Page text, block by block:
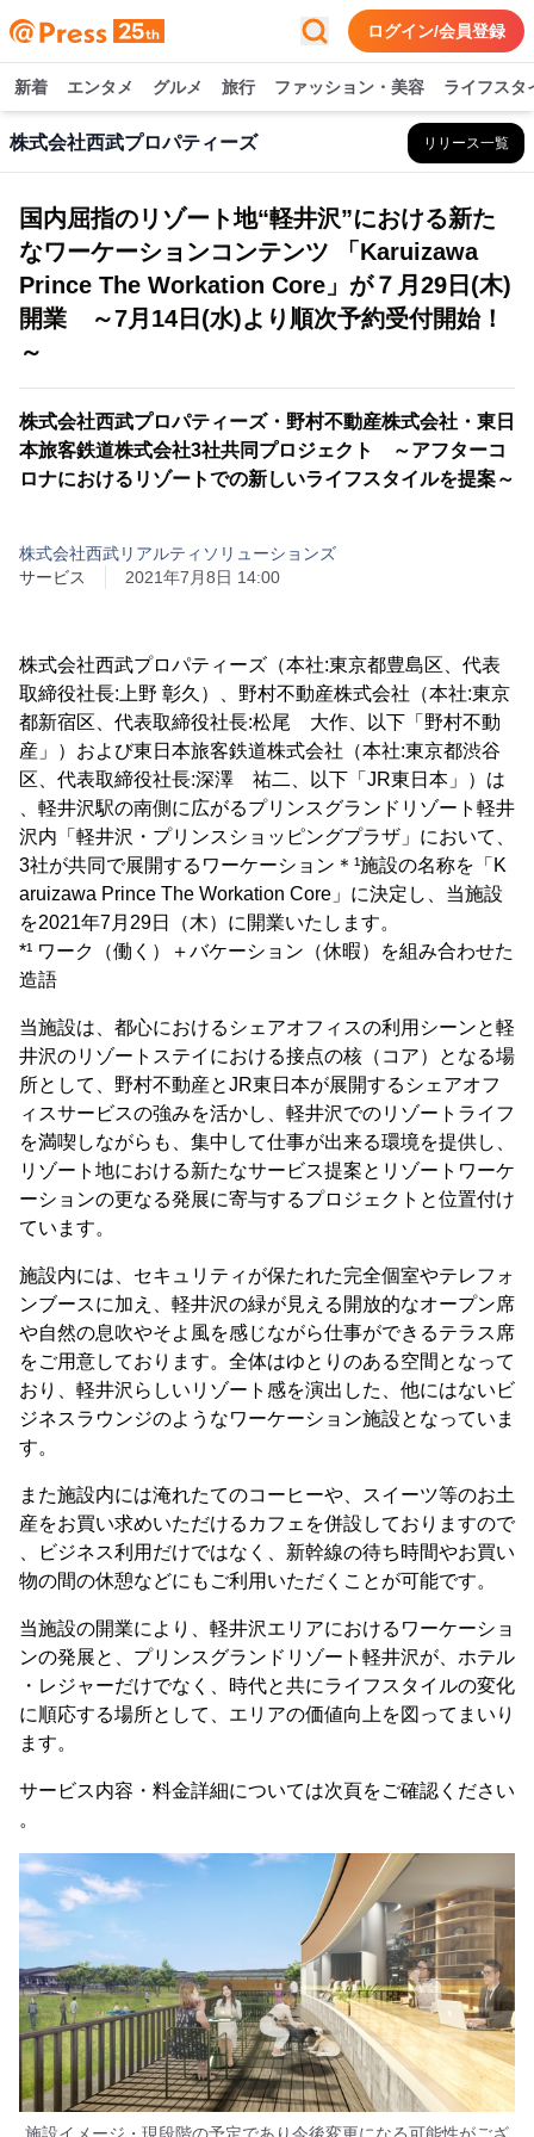
ログイン/会員登録
新着 エンタメ グルメ 旅行 ファッション・美容 ライフスタ
株式会社西武プロパティーズ リリース一覧
国内屈指のリゾート地“軽井沢”における新た
なワーケーションコンテンツ 「Karuizawa
Prince The Workation Core」が７月29日(木)
開業 ～7月14日(水)より順次予約受付開始！
～
株式会社西武プロパティーズ・野村不動産株式会社・東日
本旅客鉄道株式会社3社共同プロジェクト ～アフターコ
ロナにおけるリゾートでの新しいライフスタイルを提案～
株式会社西武リアルティソリューションズ
サービス
2021年7月8日 14:00
株式会社西武プロパティーズ（本社:東京都豊島区、代表
取締役社長:上野 彰久）、野村不動産株式会社（本社:東京
都新宿区、代表取締役社長:松尾 大作、以下「野村不動
産」）および東日本旅客鉄道株式会社（本社:東京都渋谷
区、代表取締役社長:深澤 祐二、以下「JR東日本」）は
、軽井沢駅の南側に広がるプリンスグランドリゾート軽井
沢内「軽井沢・プリンスショッピングプラザ」において、
3社が共同で展開するワーケーション＊¹施設の名称を「K
aruizawa Prince The Workation Core」に決定し、当施設
を2021年7月29日（木）に開業いたします。
*¹ ワーク（働く）＋バケーション（休暇）を組み合わせた
造語
当施設は、都心におけるシェアオフィスの利用シーンと軽
井沢のリゾートステイにおける接点の核（コア）となる場
所として、野村不動産とJR東日本が展開するシェアオフ
ィスサービスの強みを活かし、軽井沢でのリゾートライフ
を満喫しながらも、集中して仕事が出来る環境を提供し、
リゾート地における新たなサービス提案とリゾートワーケ
ーションの更なる発展に寄与するプロジェクトと位置付け
ています。
施設内には、セキュリティが保たれた完全個室やテレフォ
ンブースに加え、軽井沢の緑が見える開放的なオープン席
や自然の息吹やそよ風を感じながら仕事ができるテラス席
をご用意しております。全体はゆとりのある空間となって
おり、軽井沢らしいリゾート感を演出した、他にはないビ
ジネスラウンジのようなワーケーション施設となっていま
す。
また施設内には淹れたてのコーヒーや、スイーツ等のお土
産をお買い求めいただけるカフェを併設しておりますので
、ビジネス利用だけではなく、新幹線の待ち時間やお買い
物の間の休憩などにもご利用いただくことが可能です。
当施設の開業により、軽井沢エリアにおけるワーケーショ
ンの発展と、プリンスグランドリゾート軽井沢が、ホテル
・レジャーだけでなく、時代と共にライフスタイルの変化
に順応する場所として、エリアの価値向上を図ってまいり
ます。
サービス内容・料金詳細については次頁をご確認ください
。